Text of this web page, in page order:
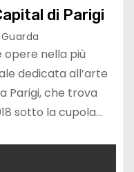
di Parigi
opere nella più
dedicata all’arte
Parigi, che trova
sotto la cupola…